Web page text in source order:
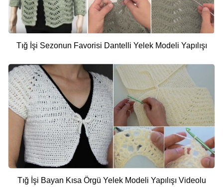
Tığ İşi Sezonun Favorisi Dantelli Yelek Modeli Yapılışı
Tığ İşi Bayan Kısa Örgü Yelek Modeli Yapılışı Videolu